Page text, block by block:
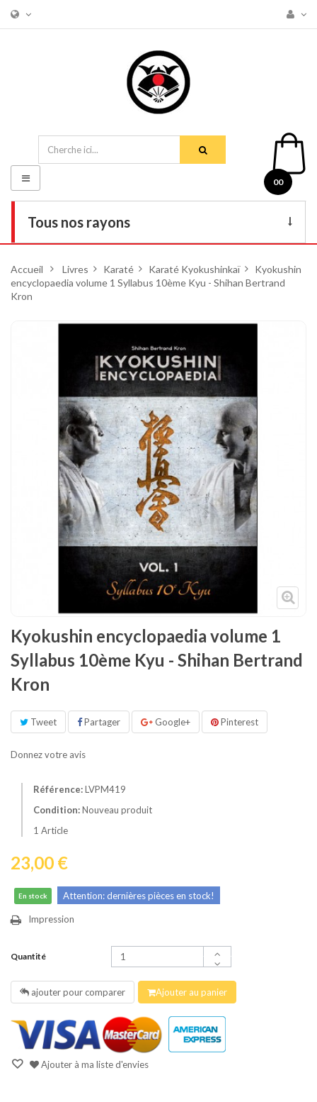
00
Tous nos rayons
DVD
Chaussures
Protections
Cible de frappe
Condition physique
Accessoires
Tatamis
Décoration
Basculer
la
navigation
Accueil > Livres > Karaté > Karaté Kyokushinkaï > Kyokushin
encyclopaedia volume 1 Syllabus 10ème Kyu - Shihan Bertrand
Kron
Kyokushin encyclopaedia volume 1
Syllabus 10ème Kyu - Shihan Bertrand
Kron
Tweet Partager Google+ Pinterest
Donnez votre avis
Référence:LVPM419
Condition:Nouveau produit
1 Article
23,00 €
En stock Attention: dernières pièces en stock!
Impression
Quantité
ajouter pour comparer Ajouter au panier
Ajouter à ma liste d'envies